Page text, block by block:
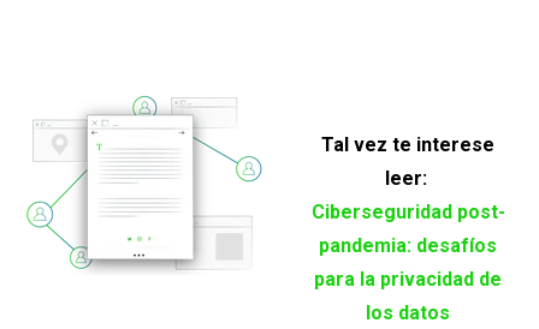
Tal vez te interese
leer:
Ciberseguridad post-
pandemia: desafíos
para la privacidad de
los datos